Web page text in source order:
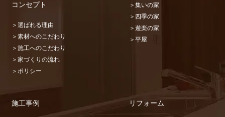
コンセプト
＞選ばれる理由
＞素材へのこだわり
＞施工へのこだわり
＞家づくりの流れ
＞ポリシー
＞集いの家
＞四季の家
＞遊楽の家
＞平屋
施工事例 リフォーム